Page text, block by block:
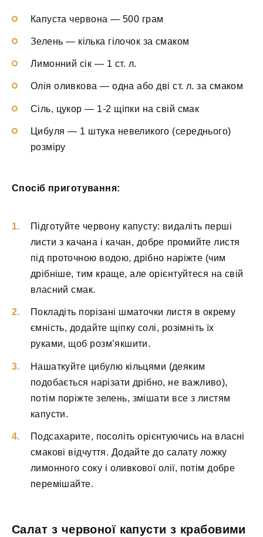
Капуста червона — 500 грам
Зелень — кілька гілочок за смаком
Лимонний сік — 1 ст. л.
Олія оливкова — одна або дві ст. л. за смаком
Сіль, цукор — 1-2 щіпки на свій смак
Цибуля — 1 штука невеликого (середнього)
розміру
Спосіб приготування:
Підготуйте червону капусту: видаліть перші
листи з качана і качан, добре промийте листя
під проточною водою, дрібно наріжте (чим
дрібніше, тим краще, але орієнтуйтеся на свій
власний смак.
Покладіть порізані шматочки листя в окрему
ємність, додайте щіпку солі, розімніть їх
руками, щоб розм’якшити.
Нашаткуйте цибулю кільцями (деяким
подобається нарізати дрібно, не важливо),
потім поріжте зелень, змішати все з листям
капусти.
Подсахарите, посоліть орієнтуючись на власні
смакові відчуття. Додайте до салату ложку
лимонного соку і оливкової олії, потім добре
перемішайте.
Салат з червоної капусти з крабовими